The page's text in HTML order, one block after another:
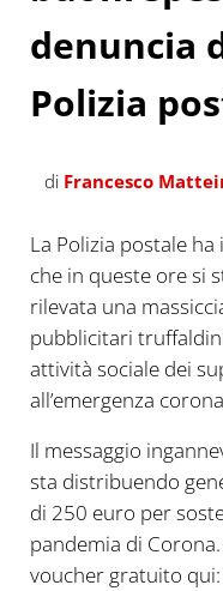
denuncia
Polizia
di Francesco
La Polizia postale
che in queste ore si
rilevata una
pubblicitari
attività sociale dei
all’emergenza
Il messaggio
sta distribuendo
di 250 euro per
pandemia di
voucher gratuito qui: